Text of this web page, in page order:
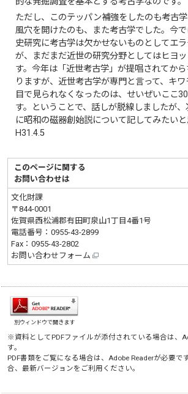
ただし、このテッパン補強をしたのも考古
風穴を開けたのも、また考古学でした。今
史研究に考古学は欠かせないものとしてエ
が、まだまだ近世の研究分野としてはヒヨ
す。今年は「近世考古学」が提唱されてか
りますが、近世考古学が専門と言って、キ
目で見られなくなったのは、せいぜいここ
す。ということで、話しが脱線しましたが
に昭和の磁器創始説について記してみたいと
H31.4.5
このページに関する
お問い合わせは
文化財課
〒844-0001
佐賀県西松浦郡有田町泉山1丁目4番1号
電話番号：0955-43-2899
Fax：0955-43-2802
お問い合わせフォーム
別ウィンドウで開きます
※資料としてPDFファイルが添付されている場合は、
す。
PDF書類をご覧になる場合は、Adobe Readerが必要で
合、最新バージョンをご利用ください。